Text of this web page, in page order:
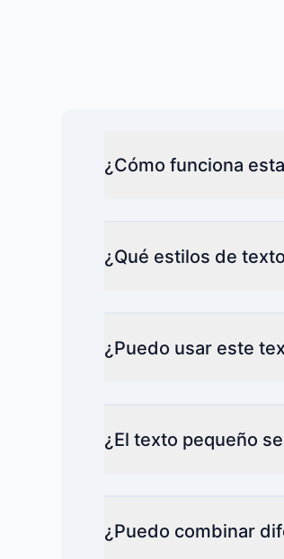
¿Cómo funciona
¿Qué estilos de
¿Puedo usar este
¿El texto pequeño
¿Puedo combinar